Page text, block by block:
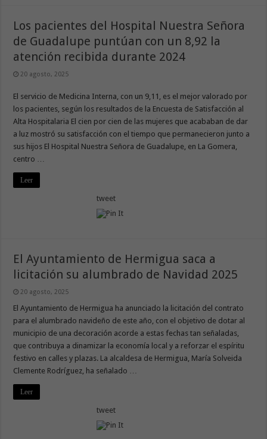
Los pacientes del Hospital Nuestra Señora
de Guadalupe puntúan con un 8,92 la
atención recibida durante 2024
20 agosto, 2025
El servicio de Medicina Interna, con un 9,11, es el mejor valorado por
los pacientes, según los resultados de la Encuesta de Satisfacción al
Alta Hospitalaria El cien por cien de las mujeres que acababan de dar
a luz mostró su satisfacción con el tiempo que permanecieron junto a
sus hijos El Hospital Nuestra Señora de Guadalupe, en La Gomera,
centro …
Leer
tweet
El Ayuntamiento de Hermigua saca a
licitación su alumbrado de Navidad 2025
20 agosto, 2025
El Ayuntamiento de Hermigua ha anunciado la licitación del contrato
para el alumbrado navideño de este año, con el objetivo de dotar al
municipio de una decoración acorde a estas fechas tan señaladas,
que contribuya a dinamizar la economía local y a reforzar el espíritu
festivo en calles y plazas. La alcaldesa de Hermigua, María Solveida
Clemente Rodríguez, ha señalado …
Leer
tweet